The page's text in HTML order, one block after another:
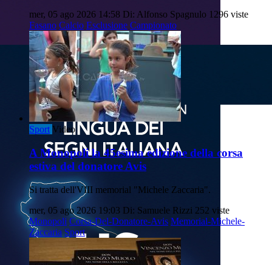
mer, 05 ago 2026 14:58 Di: Alfonso Spagnulo 1296 viste
Fasano Calcio Esclusione Campionato
Sport Video
A Monopoli la 45esima edizione della corsa
estiva del donatore Avis
Si tratta dell'VIII memorial "Michele Zaccaria".
mer, 05 ago 2026 19:03 Di: Samuele Rizzi 252 viste
Monopoli Corsa-Del-Donatore-Avis Memorial-Michele-
Zaccaria Sport